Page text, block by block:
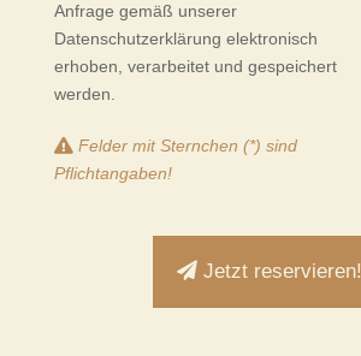
Anfrage gemäß unserer
Datenschutzerklärung elektronisch
erhoben, verarbeitet und gespeichert
werden.
Felder mit Sternchen (*) sind
Pflichtangaben!
Jetzt reservieren!